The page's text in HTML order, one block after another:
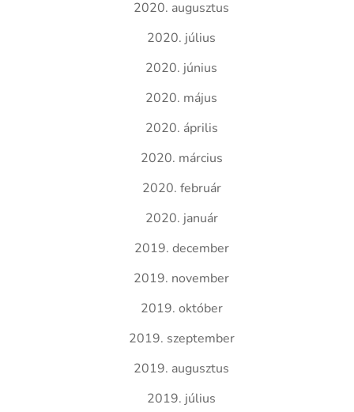
2020. augusztus
2020. július
2020. június
2020. május
2020. április
2020. március
2020. február
2020. január
2019. december
2019. november
2019. október
2019. szeptember
2019. augusztus
2019. július